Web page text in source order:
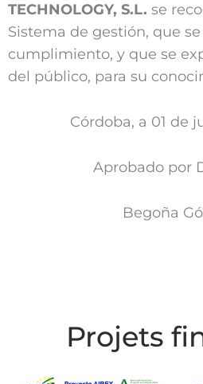
TECHNOLOGY, S.L. se
Sistema de gestión, que
cumplimiento, y que se
del público, para su
Córdoba, a 01 de
Aprobado por
Begoña
Projets